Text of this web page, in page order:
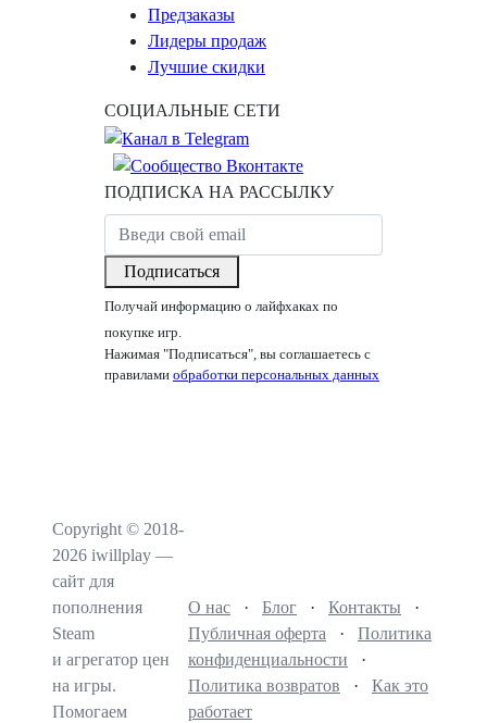
Предзаказы
Лидеры продаж
Лучшие скидки
СОЦИАЛЬНЫЕ СЕТИ
ПОДПИСКА НА РАССЫЛКУ
Подписаться
Получай информацию о лайфхаках по
покупке игр.
Нажимая "Подписаться", вы соглашаетесь с
правилами обработки персональных данных
Copyright © 2018-
2026 iwillplay —
сайт для
пополнения
Steam
и агрегатор цен
на игры.
Помогаем
О нас · Блог · Контакты ·
Публичная оферта · Политика
конфиденциальности ·
Политика возвратов · Как это
работает